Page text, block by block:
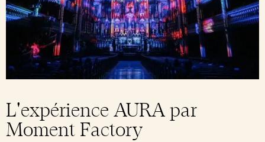
L'expérience AURA par
Moment Factory